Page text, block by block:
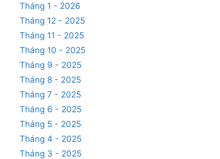
Tháng 1 - 2026
Tháng 12 - 2025
Tháng 11 - 2025
Tháng 10 - 2025
Tháng 9 - 2025
Tháng 8 - 2025
Tháng 7 - 2025
Tháng 6 - 2025
Tháng 5 - 2025
Tháng 4 - 2025
Tháng 3 - 2025